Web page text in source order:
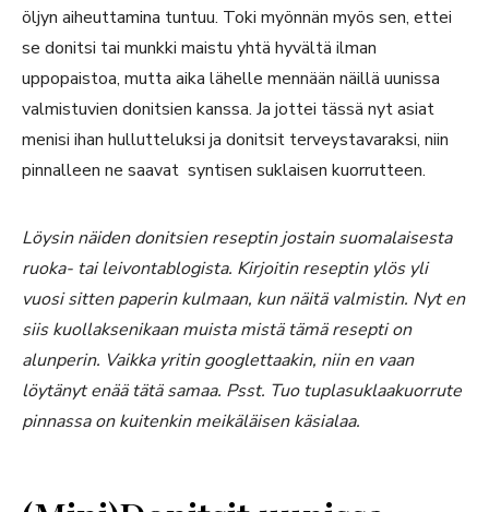
öljyn aiheuttamina tuntuu. Toki myönnän myös sen, ettei
se donitsi tai munkki maistu yhtä hyvältä ilman
uppopaistoa, mutta aika lähelle mennään näillä uunissa
valmistuvien donitsien kanssa. Ja jottei tässä nyt asiat
menisi ihan hullutteluksi ja donitsit terveystavaraksi, niin
pinnalleen ne saavat syntisen suklaisen kuorrutteen.
Löysin näiden donitsien reseptin jostain suomalaisesta
ruoka- tai leivontablogista. Kirjoitin reseptin ylös yli
vuosi sitten paperin kulmaan, kun näitä valmistin. Nyt en
siis kuollaksenikaan muista mistä tämä resepti on
alunperin. Vaikka yritin googlettaakin, niin en vaan
löytänyt enää tätä samaa. Psst. Tuo tuplasuklaakuorrute
pinnassa on kuitenkin meikäläisen käsialaa.